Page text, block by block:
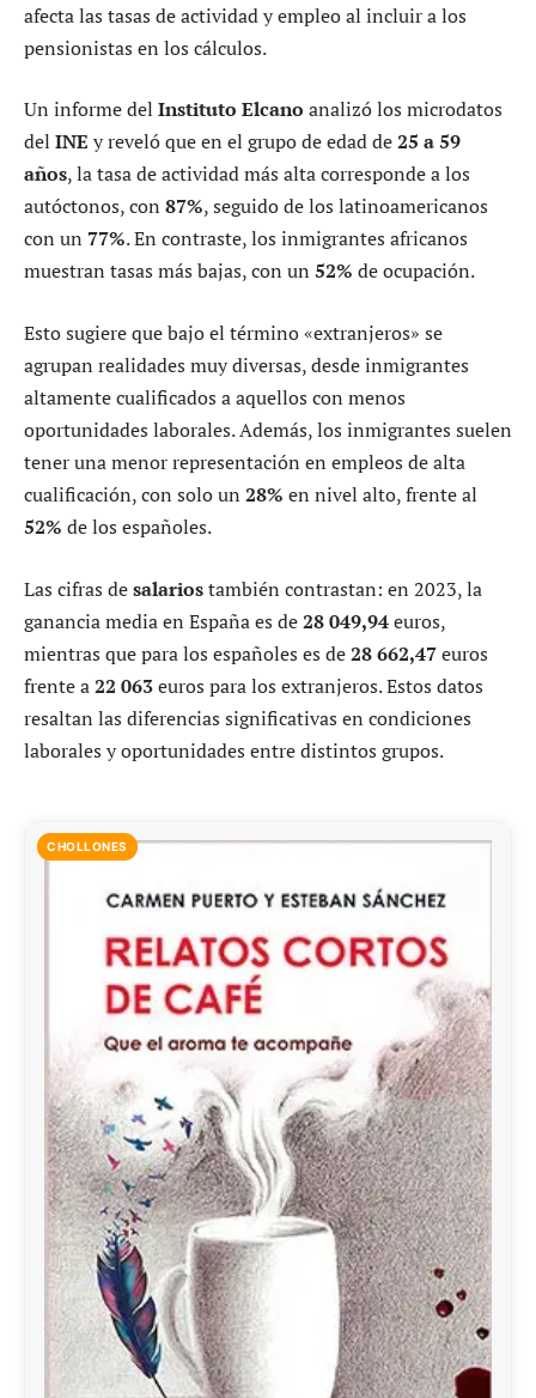
afecta las tasas de actividad y empleo al incluir a los
pensionistas en los cálculos.
Un informe del Instituto Elcano analizó los microdatos
del INE y reveló que en el grupo de edad de25 a 59
años, la tasa de actividad más alta corresponde a los
autóctonos, con 87%, seguido de los latinoamericanos
con un 77%. En contraste, los inmigrantes africanos
muestran tasas más bajas, con un 52% de ocupación.
Esto sugiere que bajo el término «extranjeros» se
agrupan realidades muy diversas, desde inmigrantes
altamente cualificados a aquellos con menos
oportunidades laborales. Además, los inmigrantes suelen
tener una menor representación en empleos de alta
cualificación, con solo un 28% en nivel alto, frente al
52% de los españoles.
Las cifras desalariostambién contrastan: en 2023, la
ganancia media en España es de28 049,94euros,
mientras que para los españoles es de28 662,47euros
frente a22 063euros para los extranjeros. Estos datos
resaltan las diferencias significativas en condiciones
laborales y oportunidades entre distintos grupos.
CHOLLONES